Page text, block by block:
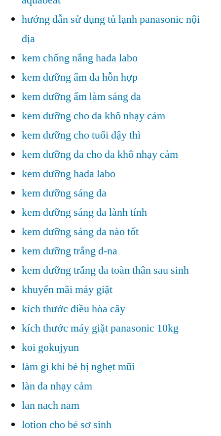
hướng dẫn sử dụng tủ lạnh panasonic nội
địa
kem chống nắng hada labo
kem dưỡng ẩm da hỗn hợp
kem dưỡng ẩm làm sáng da
kem dưỡng cho da khô nhạy cảm
kem dưỡng cho tuổi dậy thì
kem dưỡng da cho da khô nhạy cảm
kem dưỡng hada labo
kem dưỡng sáng da
kem dưỡng sáng da lành tính
kem dưỡng sáng da nào tốt
kem dưỡng trắng d-na
kem dưỡng trắng da toàn thân sau sinh
khuyến mãi máy giặt
kích thước điều hòa cây
kích thước máy giặt panasonic 10kg
koi gokujyun
làm gì khi bé bị nghẹt mũi
làn da nhạy cảm
lan nach nam
lotion cho bé sơ sinh